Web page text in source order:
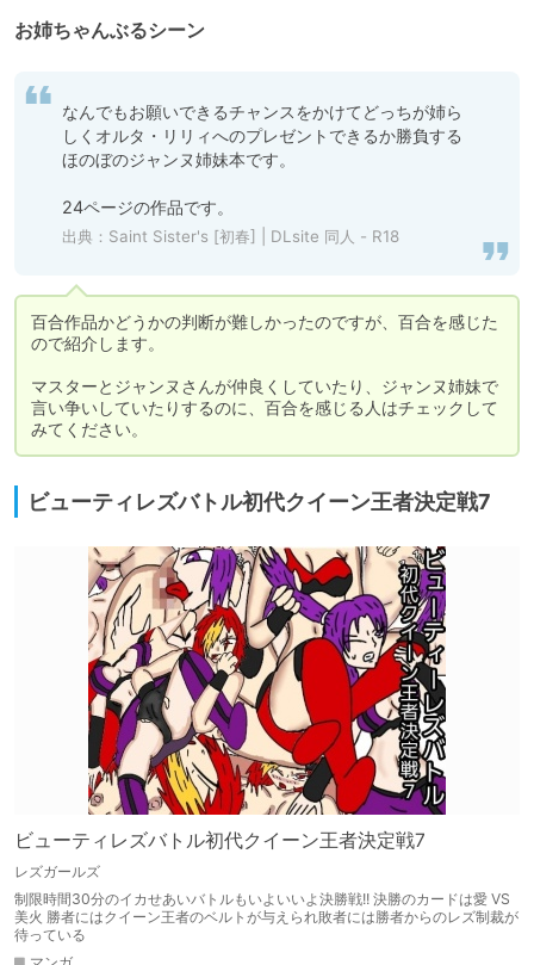
お姉ちゃんぶるシーン
なんでもお願いできるチャンスをかけてどっちが姉ら
しくオルタ・リリィへのプレゼントできるか勝負する
ほのぼのジャンヌ姉妹本です。
24ページの作品です。
出典： Saint Sister's [初春] | DLsite 同人 - R18
百合作品かどうかの判断が難しかったのですが、百合を感じた
ので紹介します。
マスターとジャンヌさんが仲良くしていたり、ジャンヌ姉妹で
言い争いしていたりするのに、百合を感じる人はチェックして
みてください。
ビューティレズバトル初代クイーン王者決定戦7
ビューティレズバトル初代クイーン王者決定戦7
レズガールズ
制限時間30分のイカせあいバトルもいよいいよ決勝戦!! 決勝のカードは愛 VS
美火 勝者にはクイーン王者のベルトが与えられ敗者には勝者からのレズ制裁が
待っている